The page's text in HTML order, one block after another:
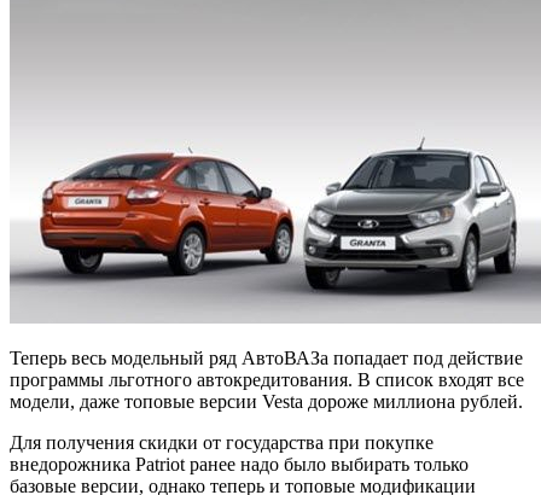
Теперь весь модельный ряд АвтоВАЗа попадает под действие
программы льготного автокредитования. В список входят все
модели, даже топовые версии Vesta дороже миллиона рублей.
Для получения скидки от государства при покупке
внедорожника Patriot ранее надо было выбирать только
базовые версии, однако теперь и топовые модификации